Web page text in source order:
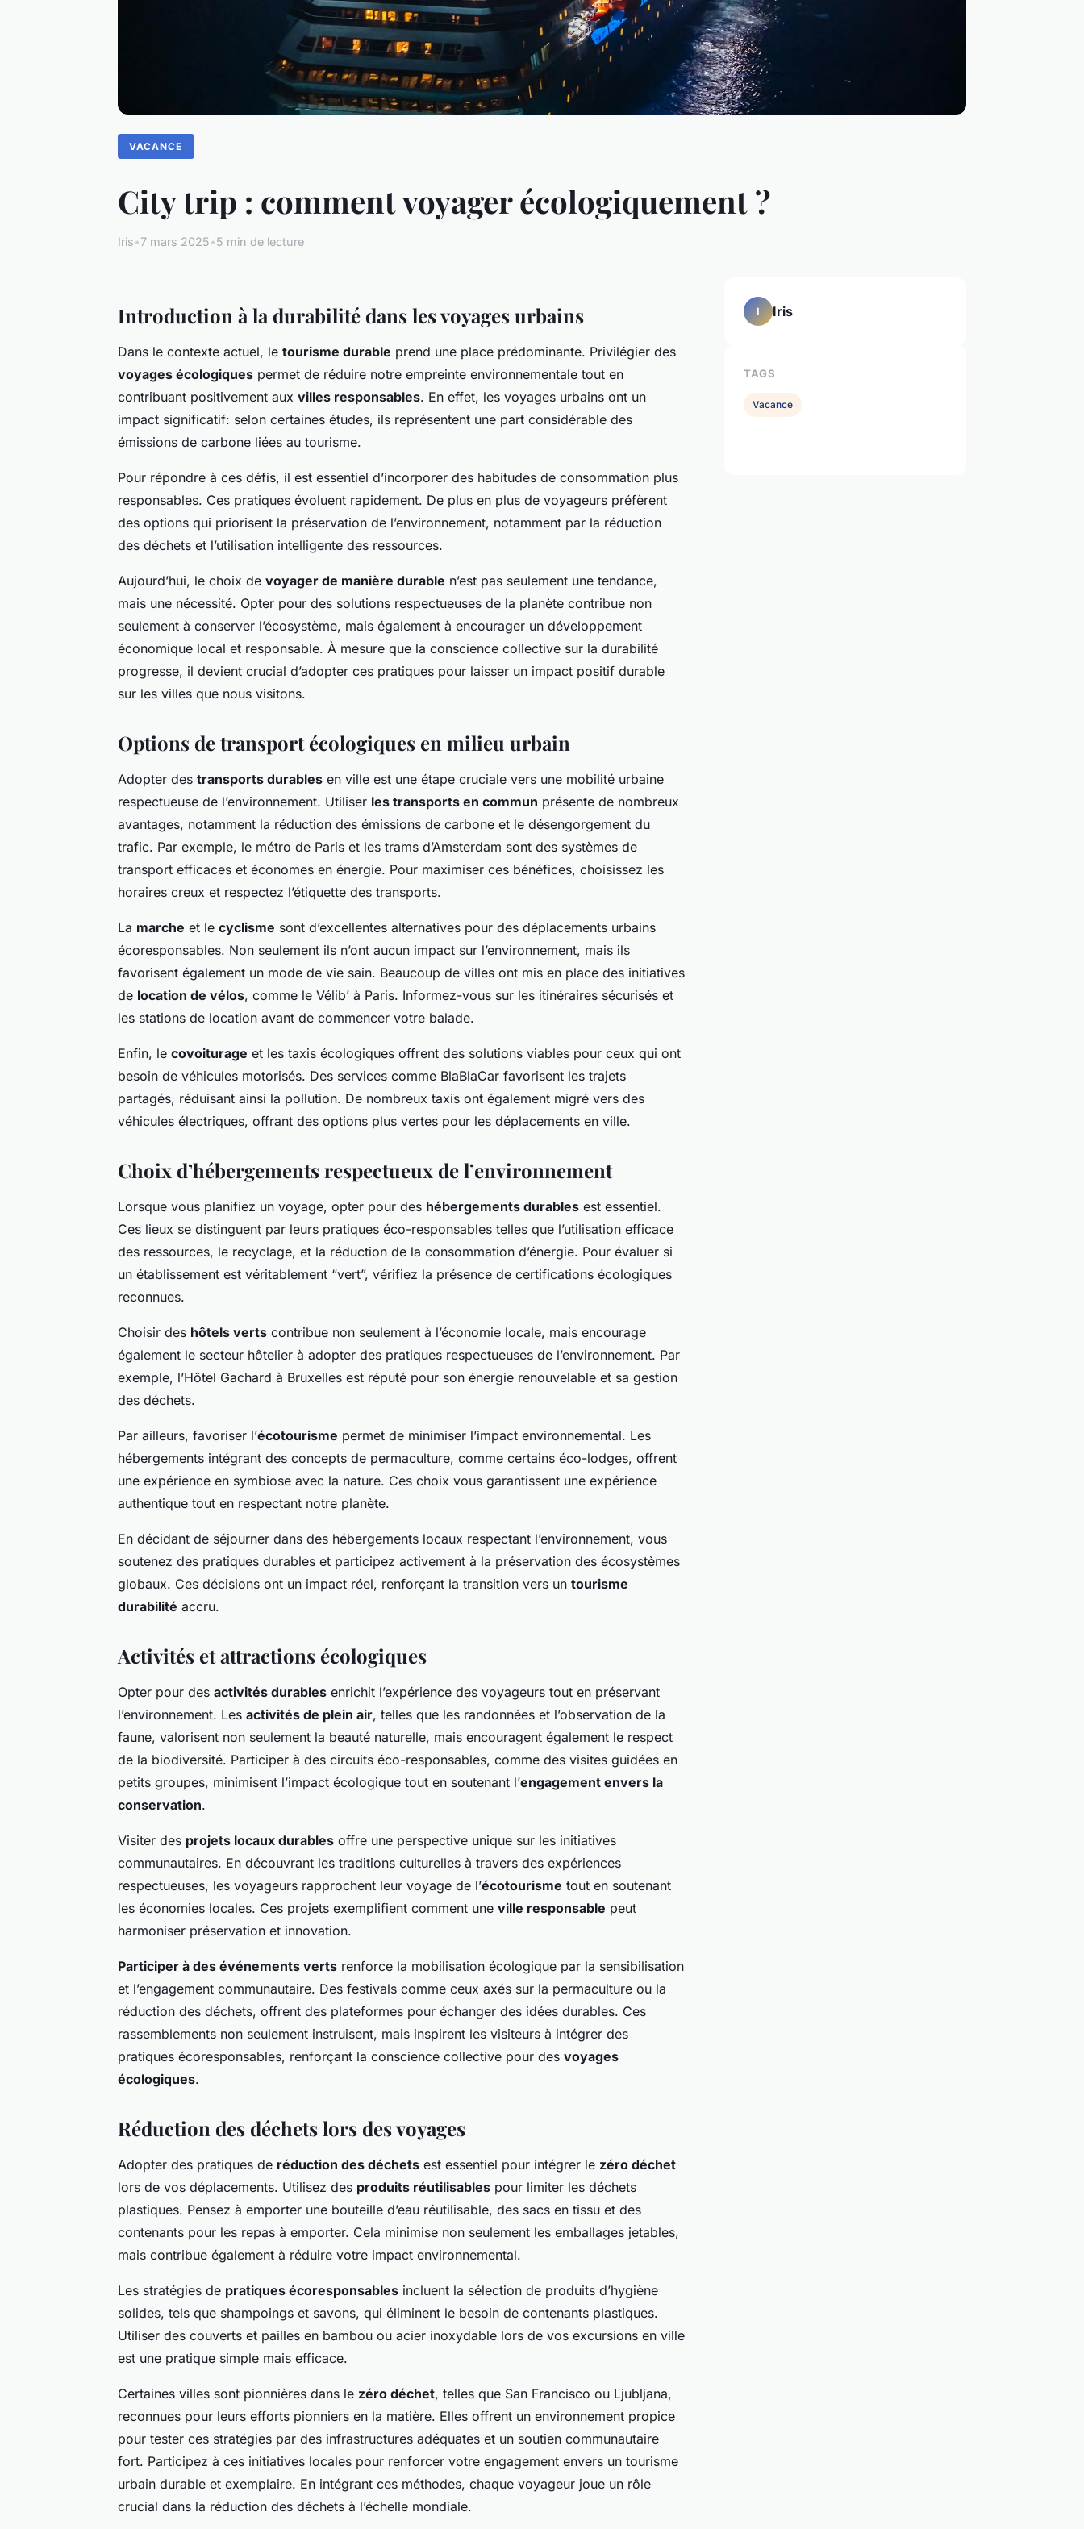
VACANCE
City trip : comment voyager écologiquement ?
Iris•7 mars 2025•5 min de lecture
Introduction à la durabilité dans les voyages urbains
Dans le contexte actuel, le tourisme durable prend une place prédominante. Privilégier des
voyages écologiques permet de réduire notre empreinte environnementale tout en
contribuant positivement aux villes responsables. En effet, les voyages urbains ont un
impact significatif: selon certaines études, ils représentent une part considérable des
émissions de carbone liées au tourisme.
Pour répondre à ces défis, il est essentiel d’incorporer des habitudes de consommation plus
responsables. Ces pratiques évoluent rapidement. De plus en plus de voyageurs préfèrent
des options qui priorisent la préservation de l’environnement, notamment par la réduction
des déchets et l’utilisation intelligente des ressources.
Aujourd’hui, le choix de voyager de manière durable n’est pas seulement une tendance,
mais une nécessité. Opter pour des solutions respectueuses de la planète contribue non
seulement à conserver l’écosystème, mais également à encourager un développement
économique local et responsable. À mesure que la conscience collective sur la durabilité
progresse, il devient crucial d’adopter ces pratiques pour laisser un impact positif durable
sur les villes que nous visitons.
Options de transport écologiques en milieu urbain
Adopter des transports durables en ville est une étape cruciale vers une mobilité urbaine
respectueuse de l’environnement. Utiliser les transports en commun présente de nombreux
avantages, notamment la réduction des émissions de carbone et le désengorgement du
trafic. Par exemple, le métro de Paris et les trams d’Amsterdam sont des systèmes de
transport efficaces et économes en énergie. Pour maximiser ces bénéfices, choisissez les
horaires creux et respectez l’étiquette des transports.
La marche et le cyclisme sont d’excellentes alternatives pour des déplacements urbains
écoresponsables. Non seulement ils n’ont aucun impact sur l’environnement, mais ils
favorisent également un mode de vie sain. Beaucoup de villes ont mis en place des initiatives
de location de vélos, comme le Vélib’ à Paris. Informez-vous sur les itinéraires sécurisés et
les stations de location avant de commencer votre balade.
Enfin, le covoiturage et les taxis écologiques offrent des solutions viables pour ceux qui ont
besoin de véhicules motorisés. Des services comme BlaBlaCar favorisent les trajets
partagés, réduisant ainsi la pollution. De nombreux taxis ont également migré vers des
véhicules électriques, offrant des options plus vertes pour les déplacements en ville.
Choix d’hébergements respectueux de l’environnement
Lorsque vous planifiez un voyage, opter pour des hébergements durables est essentiel.
Ces lieux se distinguent par leurs pratiques éco-responsables telles que l’utilisation efficace
des ressources, le recyclage, et la réduction de la consommation d’énergie. Pour évaluer si
un établissement est véritablement “vert”, vérifiez la présence de certifications écologiques
reconnues.
Choisir des hôtels verts contribue non seulement à l’économie locale, mais encourage
également le secteur hôtelier à adopter des pratiques respectueuses de l’environnement. Par
exemple, l’Hôtel Gachard à Bruxelles est réputé pour son énergie renouvelable et sa gestion
des déchets.
Par ailleurs, favoriser l’écotourisme permet de minimiser l’impact environnemental. Les
hébergements intégrant des concepts de permaculture, comme certains éco-lodges, offrent
une expérience en symbiose avec la nature. Ces choix vous garantissent une expérience
authentique tout en respectant notre planète.
En décidant de séjourner dans des hébergements locaux respectant l’environnement, vous
soutenez des pratiques durables et participez activement à la préservation des écosystèmes
globaux. Ces décisions ont un impact réel, renforçant la transition vers un tourisme
durabilité accru.
Activités et attractions écologiques
Opter pour des activités durables enrichit l’expérience des voyageurs tout en préservant
l’environnement. Les activités de plein air, telles que les randonnées et l’observation de la
faune, valorisent non seulement la beauté naturelle, mais encouragent également le respect
de la biodiversité. Participer à des circuits éco-responsables, comme des visites guidées en
petits groupes, minimisent l’impact écologique tout en soutenant l’engagement envers la
conservation.
Visiter des projets locaux durables offre une perspective unique sur les initiatives
communautaires. En découvrant les traditions culturelles à travers des expériences
respectueuses, les voyageurs rapprochent leur voyage de l’écotourisme tout en soutenant
les économies locales. Ces projets exemplifient comment une ville responsable peut
harmoniser préservation et innovation.
Participer à des événements verts renforce la mobilisation écologique par la sensibilisation
et l’engagement communautaire. Des festivals comme ceux axés sur la permaculture ou la
réduction des déchets, offrent des plateformes pour échanger des idées durables. Ces
rassemblements non seulement instruisent, mais inspirent les visiteurs à intégrer des
pratiques écoresponsables, renforçant la conscience collective pour des voyages
écologiques.
Réduction des déchets lors des voyages
Adopter des pratiques de réduction des déchets est essentiel pour intégrer le zéro déchet
lors de vos déplacements. Utilisez des produits réutilisables pour limiter les déchets
plastiques. Pensez à emporter une bouteille d’eau réutilisable, des sacs en tissu et des
contenants pour les repas à emporter. Cela minimise non seulement les emballages jetables,
mais contribue également à réduire votre impact environnemental.
Les stratégies de pratiques écoresponsables incluent la sélection de produits d’hygiène
solides, tels que shampoings et savons, qui éliminent le besoin de contenants plastiques.
Utiliser des couverts et pailles en bambou ou acier inoxydable lors de vos excursions en ville
est une pratique simple mais efficace.
Certaines villes sont pionnières dans le zéro déchet, telles que San Francisco ou Ljubljana,
reconnues pour leurs efforts pionniers en la matière. Elles offrent un environnement propice
pour tester ces stratégies par des infrastructures adéquates et un soutien communautaire
fort. Participez à ces initiatives locales pour renforcer votre engagement envers un tourisme
urbain durable et exemplaire. En intégrant ces méthodes, chaque voyageur joue un rôle
crucial dans la réduction des déchets à l’échelle mondiale.
I Iris
TAGS
Vacance